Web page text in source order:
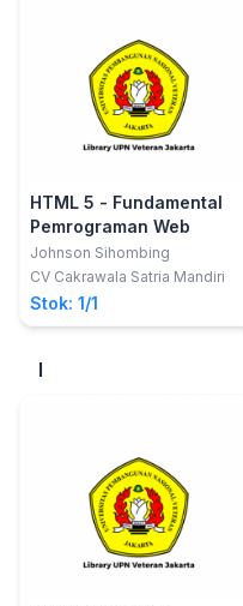
HTML 5 - Fundamental
Pemrograman Web
Johnson Sihombing
CV Cakrawala Satria Mandiri
Stok: 1/1
I